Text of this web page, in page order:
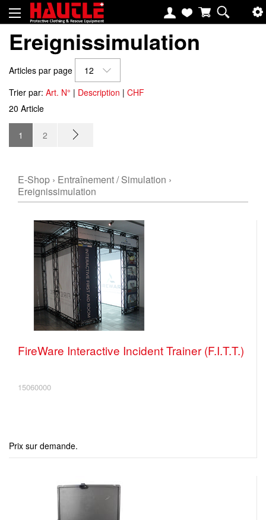
Ereignissimulation
Articles par page
12
Trier par: Art. N° | Description | CHF
20 Article
1 2
E-Shop › Entraînement / Simulation ›
Ereignissimulation
FireWare Interactive Incident Trainer (F.I.T.T.)
15060000
Prix sur demande.